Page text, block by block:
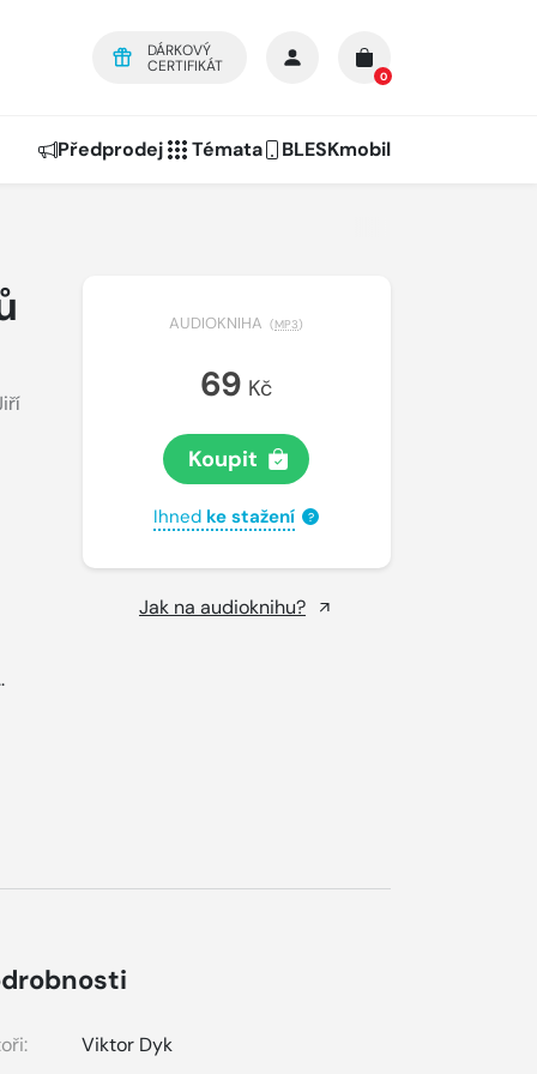
DÁRKOVÝ
CERTIFIKÁT
0
Předprodej Témata BLESKmobil
AUDIOKNIHA (MP3)
69 Kč
Koupit
Ihned ke stažení ?
Jak na audioknihu?
Viktor Dyk